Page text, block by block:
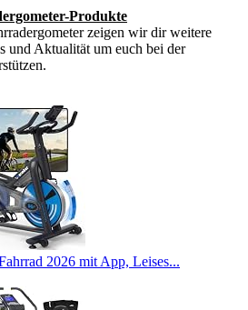
Produkte
zeigen wir dir weitere
und Aktualität um euch bei der
2026 mit App, Leises...